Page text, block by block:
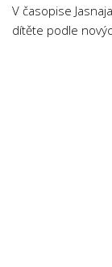
V časopise
dítěte podle